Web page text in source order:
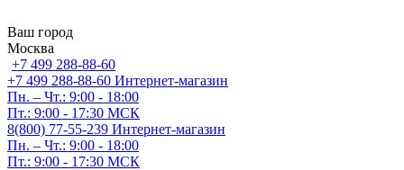
Ваш город
Москва
+7 499 288-88-60
+7 499 288-88-60 Интернет-магазин
Пн. – Чт.: 9:00 - 18:00
Пт.: 9:00 - 17:30 МСК
8(800) 77-55-239 Интернет-магазин
Пн. – Чт.: 9:00 - 18:00
Пт.: 9:00 - 17:30 МСК